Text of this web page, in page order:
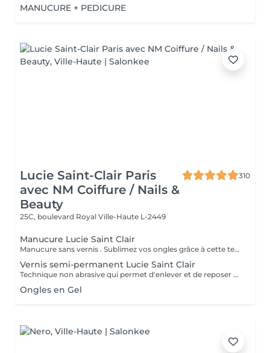
MANUCURE + PEDICURE
Lucie Saint-Clair Paris
avec NM Coiffure / Nails &
Beauty
310
25C, boulevard Royal Ville-Haute L-2449
Manucure Lucie Saint Clair
Manucure sans vernis . Sublimez vos ongles grâce à cette technique naturelle qui comprend une mise en forme, une élimination tout en douceur de la cuticule. Les ongles retrouvent leur éclat naturel . Manucure avec vernis. Sublimez vos ongles grâce à cette technique naturelle qui comprend une mise en forme, une élimination tout en douceur de la cuticule. Finition complète et impeccable grâce a la pose de vernis.
Vernis semi-permanent Lucie Saint Clair
Technique non abrasive qui permet d'enlever et de reposer en douceur votre semi-permanent. Tenue ,brillance impeccable
Ongles en Gel